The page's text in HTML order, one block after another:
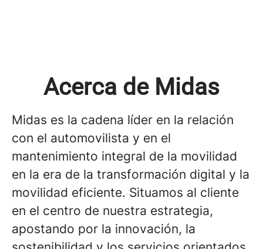
Acerca de Midas
Midas es la cadena líder en la relación
con el automovilista y en el
mantenimiento integral de la movilidad
en la era de la transformación digital y la
movilidad eficiente. Situamos al cliente
en el centro de nuestra estrategia,
apostando por la innovación, la